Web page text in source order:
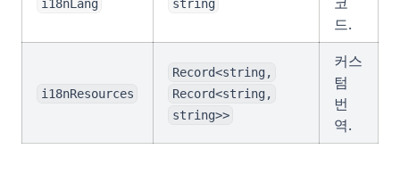
i18nLang string
드.
i18nResources
Record<string,
Record<string,
string>>
커스
텀
번
역.